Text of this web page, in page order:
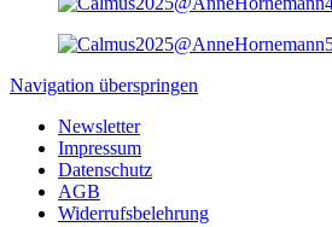
Navigation überspringen
Newsletter
Impressum
Datenschutz
AGB
Widerrufsbelehrung